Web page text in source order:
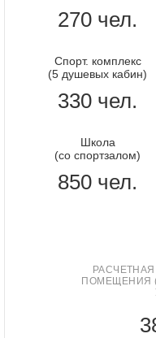
270 чел.
Спорт. комплекс
(5 душевых кабин)
330 чел.
Школа
(со спортзалом)
850 чел.
ПОМЕЩЕНИЯ